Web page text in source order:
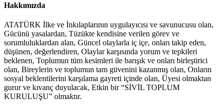
Hakkımızda
ATATÜRK İlke ve İnkılaplarının uygulayıcısı ve savunucusu olan,
Gücünü yasalardan, Tüzükte kendisine verilen görev ve
sorumluluklardan alan, Güncel olaylarla iç içe, onları takip eden,
düşünen, değerlendiren, Olaylar karşısında yorum ve tepkileri
beklenen, Toplumun tüm kesimleri ile barışık ve onları birleştirici
olan, Bireylerin ve toplumun tam güvenini kazanmış olan, Onların
sosyal beklentilerini karşılama gayreti içinde olan, Üyesi olmaktan
gurur ve kıvanç duyulacak, Etkin bir “SİVİL TOPLUM
KURULUŞU” olmaktır.